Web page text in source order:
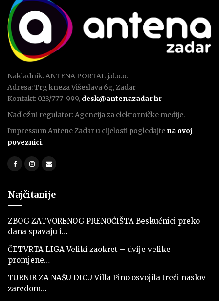
Nakladnik: ANTENA PORTAL j.d.o.o.
Adresa: Trg kneza Višeslava 6g, Zadar
Kontakt: 023/777-999, desk@antenazadar.hr
Nadležni regulator: Agencija za elektorničke medije.
Impressum Antene Zadar u cijelosti pogledajte na ovoj
poveznici.
Najčitanije
ZBOG ZATVORENOG PRENOĆIŠTA Beskućnici preko
dana spavaju i…
ČETVRTA LIGA Veliki zaokret – dvije velike
promjene…
TURNIR ZA NAŠU DICU Villa Pino osvojila treći naslov
zaredom…